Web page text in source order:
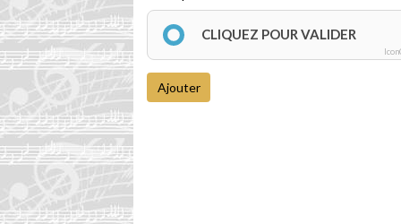
CLIQUEZ POUR VALIDER
Ajouter